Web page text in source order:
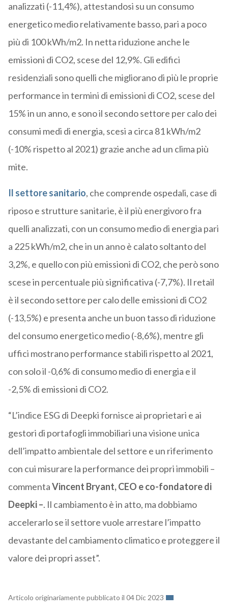
analizzati (-11,4%), attestandosi su un consumo
energetico medio relativamente basso, pari a poco
più di 100 kWh/m2. In netta riduzione anche le
emissioni di CO2, scese del 12,9%. Gli edifici
residenziali sono quelli che migliorano di più le proprie
performance in termini di emissioni di CO2, scese del
15% in un anno, e sono il secondo settore per calo dei
consumi medi di energia, scesi a circa 81 kWh/m2
(-10% rispetto al 2021) grazie anche ad un clima più
mite.
Il settore sanitario, che comprende ospedali, case di
riposo e strutture sanitarie, è il più energivoro fra
quelli analizzati, con un consumo medio di energia pari
a 225 kWh/m2, che in un anno è calato soltanto del
3,2%, e quello con più emissioni di CO2, che però sono
scese in percentuale più significativa (-7,7%). Il retail
è il secondo settore per calo delle emissioni di CO2
(-13,5%) e presenta anche un buon tasso di riduzione
del consumo energetico medio (-8,6%), mentre gli
uffici mostrano performance stabili rispetto al 2021,
con solo il -0,6% di consumo medio di energia e il
-2,5% di emissioni di CO2.
“L’indice ESG di Deepki fornisce ai proprietari e ai
gestori di portafogli immobiliari una visione unica
dell’impatto ambientale del settore e un riferimento
con cui misurare la performance dei propri immobili –
commentaVincent Bryant, CEO e co-fondatore di
Deepki –. Il cambiamento è in atto, ma dobbiamo
accelerarlo se il settore vuole arrestare l’impatto
devastante del cambiamento climatico e proteggere il
valore dei propri asset”.
Articolo originariamente pubblicato il 04 Dic 2023